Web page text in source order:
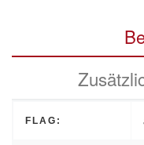
FLAG: